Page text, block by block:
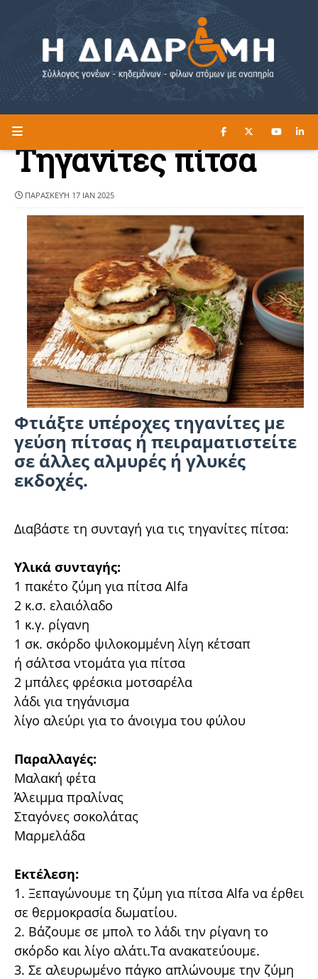
Η ΔΙΑΔΡΟΜΗ ΔΙΑΒΑΣΤΕ ΕΔΩ ►
Τηγανίτες πίτσα
ΠΑΡΑΣΚΕΥΉ 17 ΙΑΝ 2025
Φτιάξτε υπέροχες τηγανίτες με
γεύση πίτσας ή πειραματιστείτε
σε άλλες αλμυρές ή γλυκές
εκδοχές.
Διαβάστε τη συνταγή για τις τηγανίτες πίτσα:
Υλικά συνταγής:
1 πακέτο ζύμη για πίτσα Alfa
2 κ.σ. ελαιόλαδο
1 κ.γ. ρίγανη
1 σκ. σκόρδο ψιλοκομμένη λίγη κέτσαπ
ή σάλτσα ντομάτα για πίτσα
2 μπάλες φρέσκια μοτσαρέλα
λάδι για τηγάνισμα
λίγο αλεύρι για το άνοιγμα του φύλου
Παραλλαγές:
Μαλακή φέτα
Άλειμμα πραλίνας
Σταγόνες σοκολάτας
Μαρμελάδα
Εκτέλεση:
1. Ξεπαγώνουμε τη ζύμη για πίτσα Alfa να έρθει
σε θερμοκρασία δωματίου.
2. Βάζουμε σε μπολ το λάδι την ρίγανη το
σκόρδο και λίγο αλάτι.Τα ανακατεύουμε.
3. Σε αλευρωμένο πάγκο απλώνουμε την ζύμη